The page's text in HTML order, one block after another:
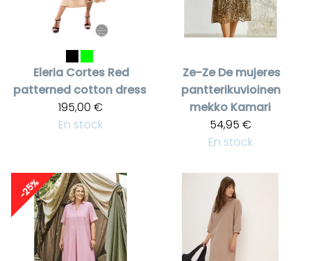
Eleria Cortes Red
patterned cotton dress
195,00 €
En stock
Ze-Ze De mujeres
pantterikuvioinen
mekko Kamari
54,95 €
En stock
-25%